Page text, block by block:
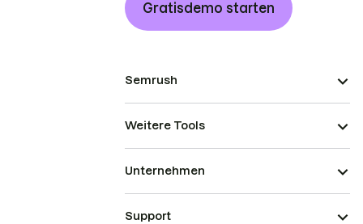
Gratisdemo starten
Semrush
Weitere Tools
Unternehmen
Support